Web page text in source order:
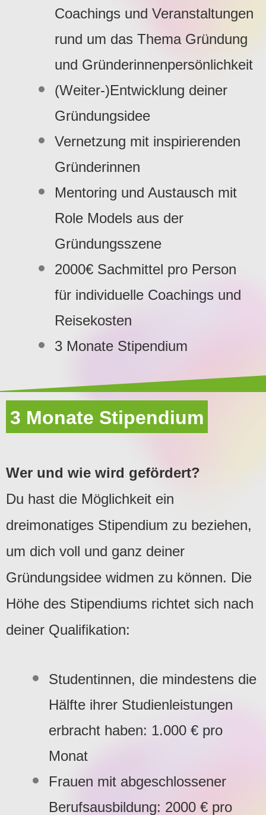
Coachings und Veranstaltungen
rund um das Thema Gründung
und Gründerinnenpersönlichkeit
(Weiter-)Entwicklung deiner
Gründungsidee
Vernetzung mit inspirierenden
Gründerinnen
Mentoring und Austausch mit
Role Models aus der
Gründungsszene
2000€ Sachmittel pro Person
für individuelle Coachings und
Reisekosten
3 Monate Stipendium
3 Monate Stipendium
Wer und wie wird gefördert?
Du hast die Möglichkeit ein
dreimonatiges Stipendium zu beziehen,
um dich voll und ganz deiner
Gründungsidee widmen zu können. Die
Höhe des Stipendiums richtet sich nach
deiner Qualifikation:
Studentinnen, die mindestens die
Hälfte ihrer Studienleistungen
erbracht haben: 1.000 € pro
Monat
Frauen mit abgeschlossener
Berufsausbildung: 2000 € pro